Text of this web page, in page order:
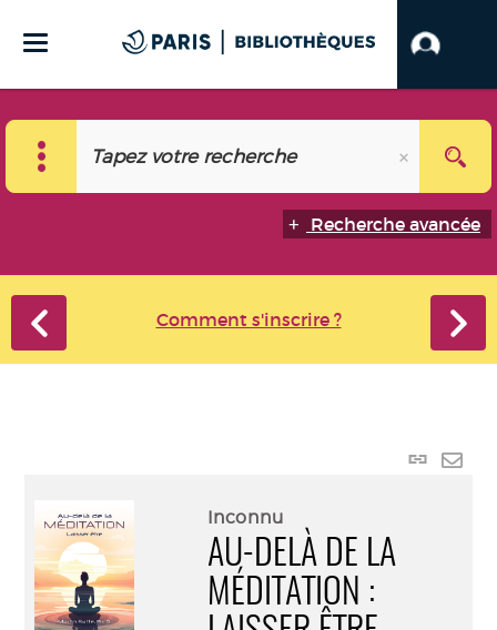
Recherche avancée
Comment s'inscrire ?
Lien
Inconnu
AU-DELÀ DE LA
MÉDITATION :